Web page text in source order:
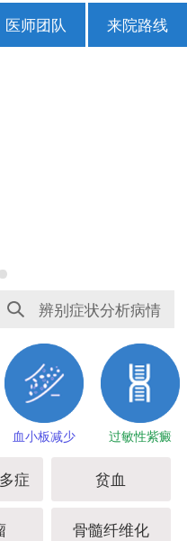
医师团队 来院路线
辨别症状分析病情
血小板减少 过敏性紫癜
症 贫血
骨髓纤维化